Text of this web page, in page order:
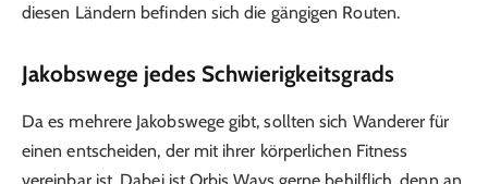
diesen Ländern befinden sich die gängigen Routen.
Jakobswege jedes Schwierigkeitsgrads
Da es mehrere Jakobswege gibt, sollten sich Wanderer für
einen entscheiden, der mit ihrer körperlichen Fitness